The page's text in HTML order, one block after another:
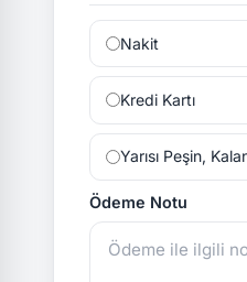
Nakit
Kredi Kartı
Yarısı Peşin,
Ödeme Notu